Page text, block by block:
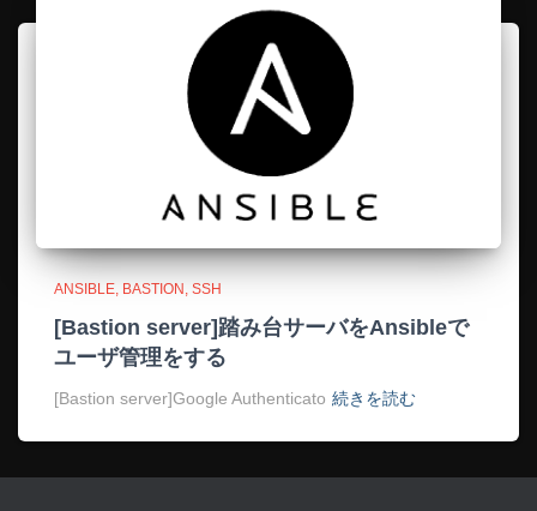
ANSIBLE BASTION SSH
[Bastion server]踏み台サーバをAnsibleで
ユーザ管理をする
[Bastion server]Google Authenticato 続きを読む